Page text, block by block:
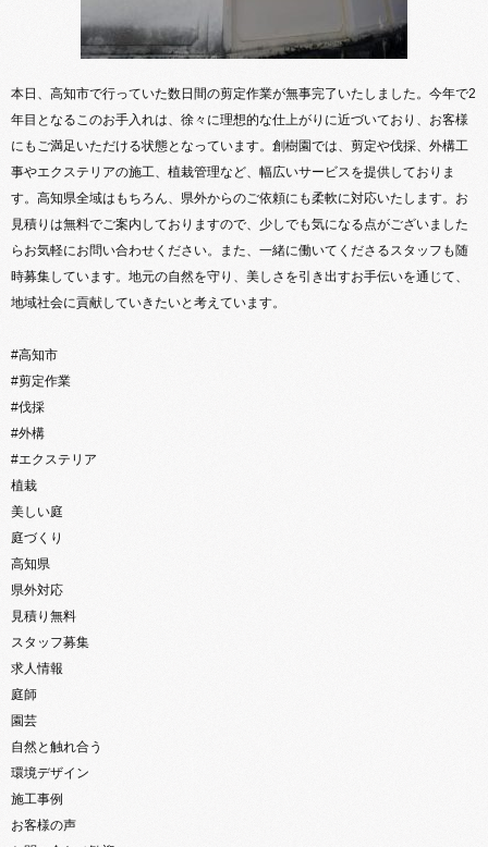
本日、高知市で行っていた数日間の剪定作業が無事完了いたしました。今年で2
年目となるこのお手入れは、徐々に理想的な仕上がりに近づいており、お客様
にもご満足いただける状態となっています。創樹園では、剪定や伐採、外構工
事やエクステリアの施工、植栽管理など、幅広いサービスを提供しておりま
す。高知県全域はもちろん、県外からのご依頼にも柔軟に対応いたします。お
見積りは無料でご案内しておりますので、少しでも気になる点がございました
らお気軽にお問い合わせください。また、一緒に働いてくださるスタッフも随
時募集しています。地元の自然を守り、美しさを引き出すお手伝いを通じて、
地域社会に貢献していきたいと考えています。
#高知市
#剪定作業
#伐採
#外構
#エクステリア
植栽
美しい庭
庭づくり
高知県
県外対応
見積り無料
スタッフ募集
求人情報
庭師
園芸
自然と触れ合う
環境デザイン
施工事例
お客様の声